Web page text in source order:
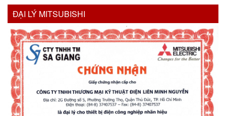
ĐẠI LÝ MITSUBISHI